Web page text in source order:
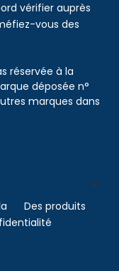
vérifier auprès
vous des
réservée à la
déposée n°
marques dans
Des produits